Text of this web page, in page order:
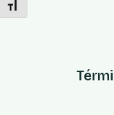
Alternar tamaño de letra